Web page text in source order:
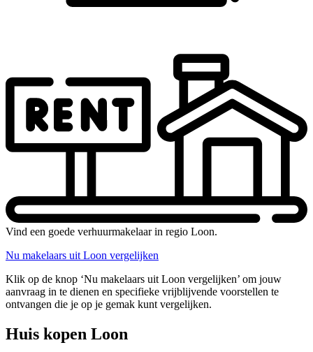
Vind een goede verhuurmakelaar in regio Loon.
Nu makelaars uit Loon vergelijken
Klik op de knop ‘Nu makelaars uit Loon vergelijken’ om jouw
aanvraag in te dienen en specifieke vrijblijvende voorstellen te
ontvangen die je op je gemak kunt vergelijken.
Huis kopen Loon